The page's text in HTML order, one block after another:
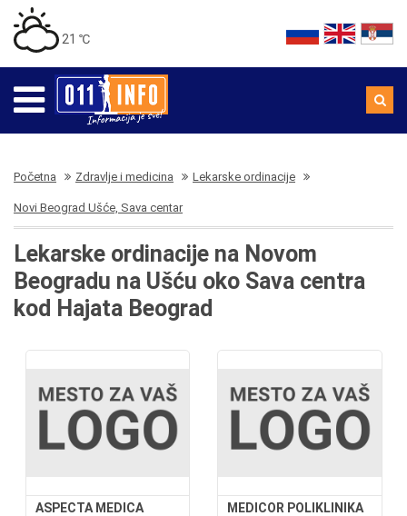
21 ℃
Početna Zdravlje i medicina Lekarske ordinacije
Novi Beograd Ušće, Sava centar
Lekarske ordinacije na Novom
Beogradu na Ušću oko Sava centra
kod Hajata Beograd
ASPECTA MEDICA MEDICOR POLIKLINIKA